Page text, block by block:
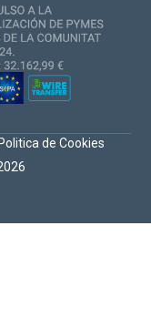
Politica de Cookies